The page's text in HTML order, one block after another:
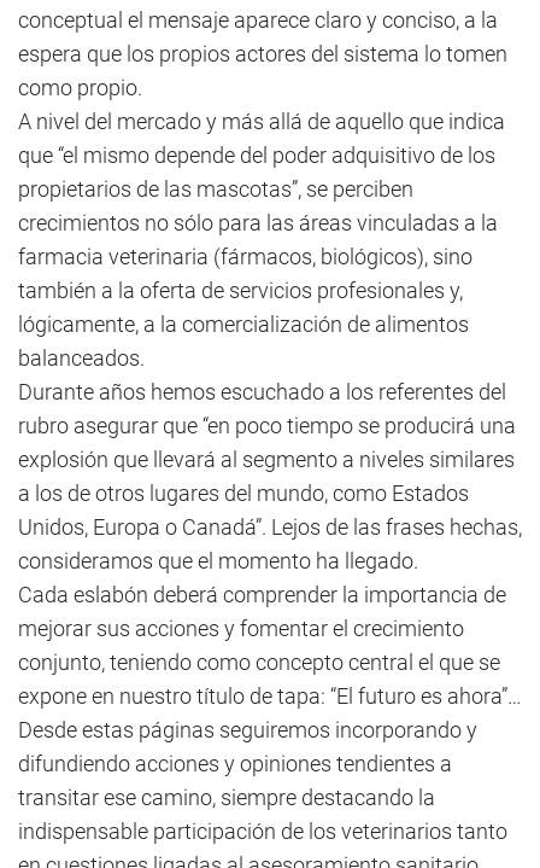
conceptual el mensaje aparece claro y conciso, a la
espera que los propios actores del sistema lo tomen
como propio.
A nivel del mercado y más allá de aquello que indica
que “el mismo depende del poder adquisitivo de los
propietarios de las mascotas”, se perciben
crecimientos no sólo para las áreas vinculadas a la
farmacia veterinaria (fármacos, biológicos), sino
también a la oferta de servicios profesionales y,
lógicamente, a la comercialización de alimentos
balanceados.
Durante años hemos escuchado a los referentes del
rubro asegurar que “en poco tiempo se producirá una
explosión que llevará al segmento a niveles similares
a los de otros lugares del mundo, como Estados
Unidos, Europa o Canadá”. Lejos de las frases hechas,
consideramos que el momento ha llegado.
Cada eslabón deberá comprender la importancia de
mejorar sus acciones y fomentar el crecimiento
conjunto, teniendo como concepto central el que se
expone en nuestro título de tapa: “El futuro es ahora”…
Desde estas páginas seguiremos incorporando y
difundiendo acciones y opiniones tendientes a
transitar ese camino, siempre destacando la
indispensable participación de los veterinarios tanto